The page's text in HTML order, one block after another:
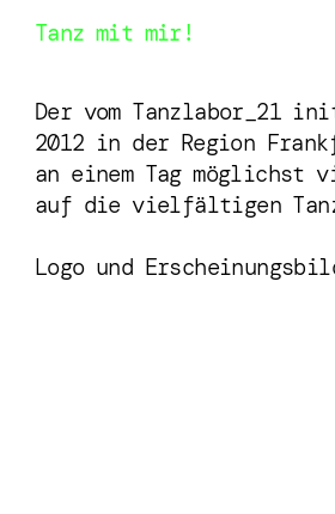
Tanz mit mir!
Der vom Tanzlabor_21
2012 in der Region
an einem Tag möglichst
auf die vielfältigen
Logo und